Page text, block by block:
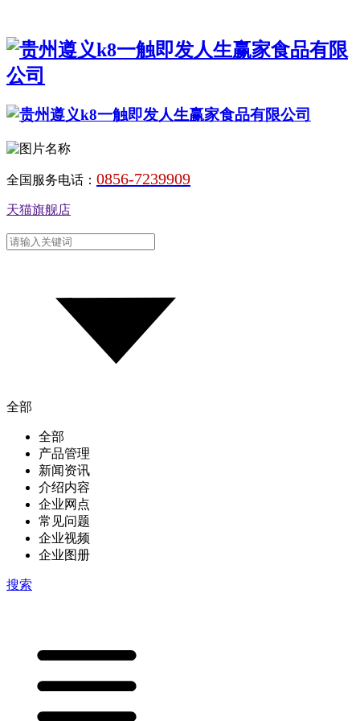
全国服务电话： 0856-7239909
天猫旗舰店
全部
全部
产品管理
新闻资讯
介绍内容
企业网点
常见问题
企业视频
企业图册
搜索